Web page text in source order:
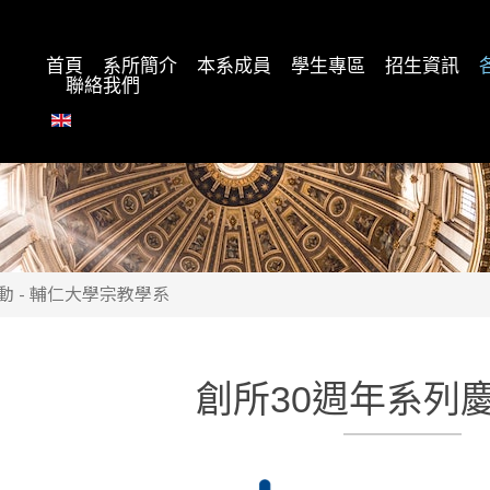
首頁 系所簡介 本系成員 學生專區 招生資訊
聯絡我們
- 輔仁大學宗教學系
創所30週年系列